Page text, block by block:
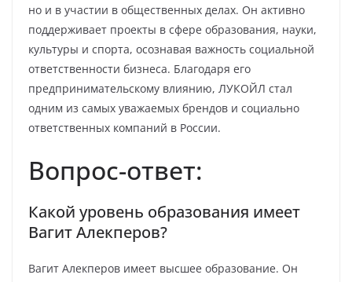
но и в участии в общественных делах. Он активно
поддерживает проекты в сфере образования, науки,
культуры и спорта, осознавая важность социальной
ответственности бизнеса. Благодаря его
предпринимательскому влиянию, ЛУКОЙЛ стал
одним из самых уважаемых брендов и социально
ответственных компаний в России.
Вопрос-ответ:
Какой уровень образования имеет
Вагит Алекперов?
Вагит Алекперов имеет высшее образование. Он